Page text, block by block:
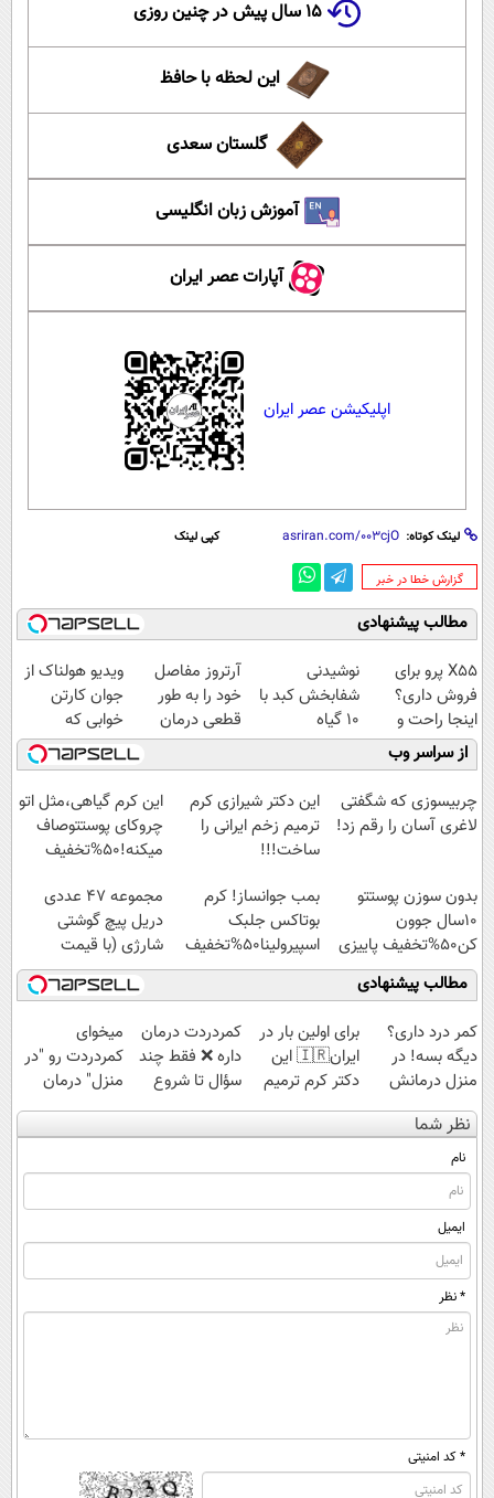
۱۵ سال پیش در چنین روزی
این لحظه با حافظ
گلستان سعدی
آموزش زبان انگلیسی
آپارات عصر ایران
اپلیکیشن عصر ایران
لینک کوتاه: کپی لینک
‌گزارش خطا در خبر
مطالب پیشنهادی
X55 پرو برای
فروش داری؟
اینجا راحت و
سریع بفروشش
نوشیدنی
شفابخش کبد با
10 گیاه
موثر(تخفیف تا
امشب)
آرتروز مفاصل
خود را به طور
قطعی درمان
کنید!
◗پرسش‌نامه◖
ویدیو هولناک از
جوان کارتن
خوابی که
میلیاردر شد.
آموزش رایگان
از سراسر وب
چربیسوزی که شگفتی
لاغری آسان را رقم زد!
این دکتر شیرازی کرم
ترمیم زخم ایرانی را
ساخت!!!
این کرم گیاهی،مثل اتو
چروکای پوستتوصاف
میکنه!50%تخفیف
بدون سوزن پوستتو
10سال جوون
کن50%تخفیف پاییزی
بمب جوانساز! کرم
بوتاکس جلبک
اسپیرولینا50%تخفیف
مجموعه 47 عددی
دریل پیچ گوشتی
شارژی‌ (با قیمت
فوق‌العاده)
مطالب پیشنهادی
کمر درد داری؟
دیگه بسه! در
منزل درمانش
کن
(◀پرسش‌نامه)
برای اولین بار در
ایران🇮🇷 این
دکتر کرم ترمیم
کننده 23 روزه
ساخت!
‌کمردردت درمان
داره ❌ فقط چند
سؤال تا شروع
بهبودی فاصله‌
داری!
میخوای
کمردردت رو "در
منزل" درمان
کنی؟ (◂فیلم +
◂پرسش‌نامه)
نظر شما
نام
ایمیل
* نظر
* کد امنیتی